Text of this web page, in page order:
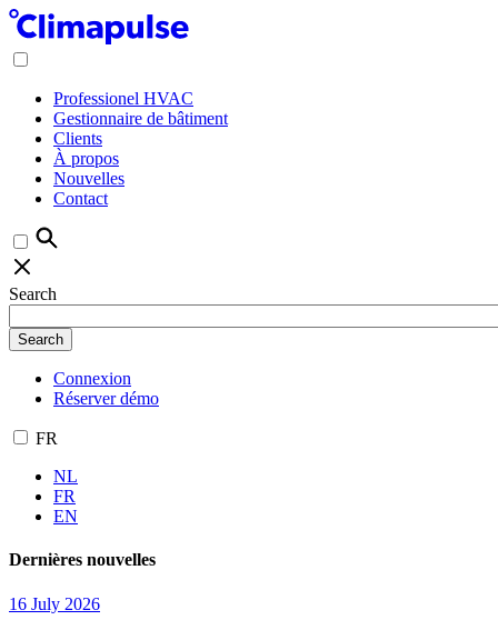
Professionel HVAC
Gestionnaire de bâtiment
Clients
À propos
Nouvelles
Contact
Search
Connexion
Réserver démo
FR
NL
FR
EN
Dernières nouvelles
16 July 2026